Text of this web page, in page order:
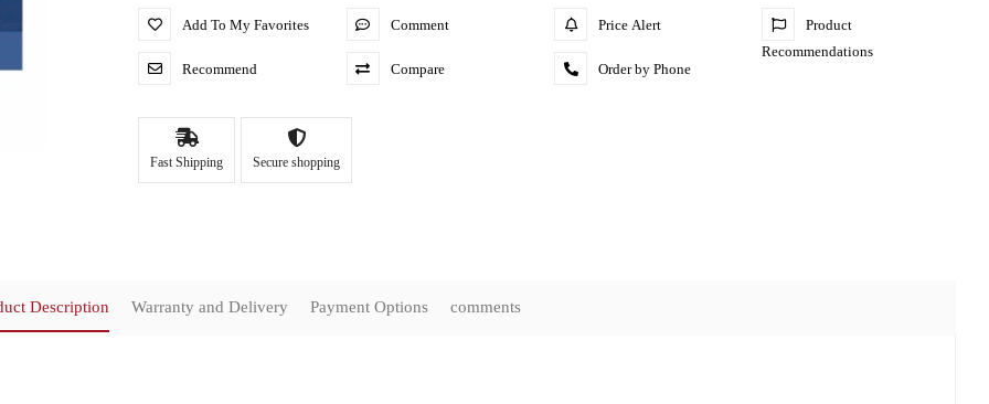
Add To My Favorites
Recommend
Comment
Compare
Price Alert
Order by Phone
Product
Recommendations
Fast Shipping Secure shopping
Description Warranty and Delivery Payment Options comments